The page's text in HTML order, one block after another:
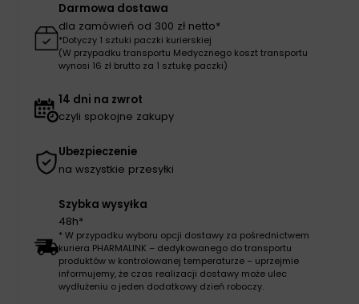
Darmowa dostawa
dla zamówień od 300 zł netto*
*Dotyczy 1 sztuki paczki kurierskiej
(W przypadku transportu Medycznego koszt transportu
wynosi 16 zł brutto za 1 sztukę paczki)
14 dni na zwrot
czyli spokojne zakupy
Ubezpieczenie
na wszystkie przesyłki
Szybka wysyłka
48h*
* W przypadku wyboru opcji dostawy za pośrednictwem
kuriera PHARMALINK – dedykowanego do transportu
produktów w kontrolowanej temperaturze – uprzejmie
informujemy, że czas realizacji dostawy może ulec
wydłużeniu o jeden dodatkowy dzień roboczy.